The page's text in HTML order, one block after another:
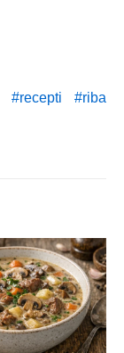
recepti
riba